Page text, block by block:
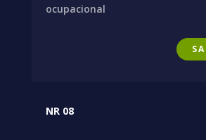
ocupacional
NR 08